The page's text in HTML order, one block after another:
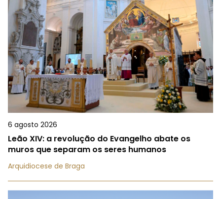
6 agosto 2026
Leão XIV: a revolução do Evangelho abate os
muros que separam os seres humanos
Arquidiocese de Braga